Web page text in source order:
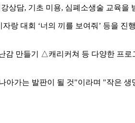
상담, 기초 미용, 심폐소생술 교육을
대회 ‘너의 끼를 보여줘’ 등을 진
만들기 △캐리커쳐 등 다양한 프로
가는 발판이 될 것"이라며 "작은